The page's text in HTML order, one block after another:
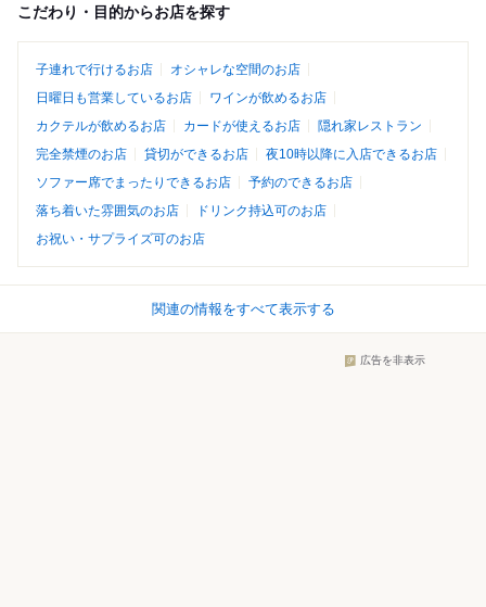
こだわり・目的からお店を探す
子連れで行けるお店
オシャレな空間のお店
日曜日も営業しているお店
ワインが飲めるお店
カクテルが飲めるお店
カードが使えるお店
隠れ家レストラン
完全禁煙のお店
貸切ができるお店
夜10時以降に入店できるお店
ソファー席でまったりできるお店
予約のできるお店
落ち着いた雰囲気のお店
ドリンク持込可のお店
お祝い・サプライズ可のお店
関連の情報をすべて表示する
広告を非表示